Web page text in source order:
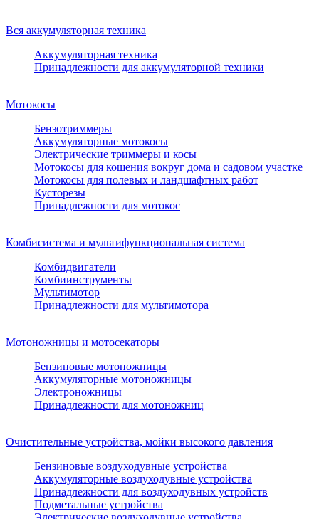
Вся аккумуляторная техника
Аккумуляторная техника
Принадлежности для аккумуляторной техники
Мотокосы
Бензотриммеры
Аккумуляторные мотокосы
Электрические триммеры и косы
Мотокосы для кошения вокруг дома и садовом участке
Мотокосы для полевых и ландшафтных работ
Кусторезы
Принадлежности для мотокос
Комбисистема и мультифункциональная система
Комбидвигатели
Комбиинструменты
Мультимотор
Принадлежности для мультимотора
Мотоножницы и мотосекаторы
Бензиновые мотоножницы
Аккумуляторные мотоножницы
Электроножницы
Принадлежности для мотоножниц
Очистительные устройства, мойки высокого давления
Бензиновые воздуходувные устройства
Аккумуляторные воздуходувные устройства
Принадлежности для воздуходувных устройств
Подметальные устройства